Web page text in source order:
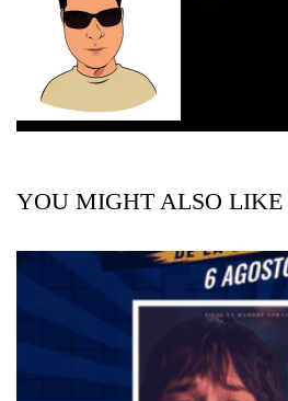
YOU MIGHT ALSO LIKE